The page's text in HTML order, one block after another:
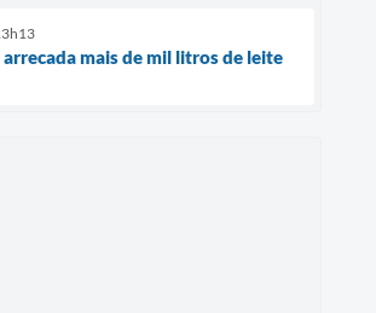
mais de mil litros de leite